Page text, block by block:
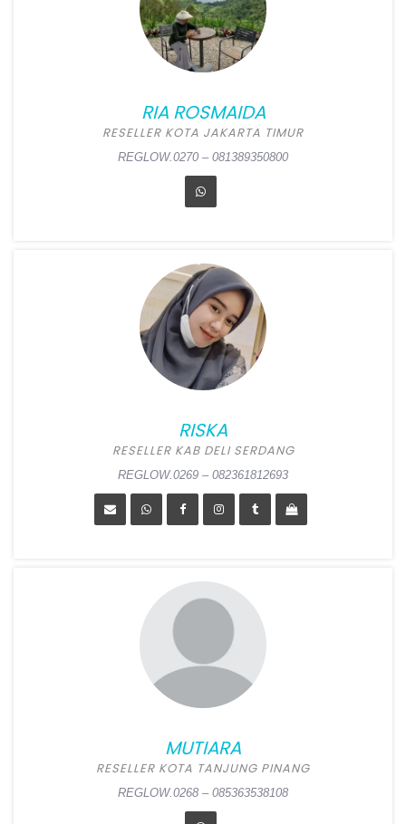
Position:Reseller Kab
Tanjung Jabung Barat
Alamat:Jl. Sukun Blok E,
Purwodadi, Tebing Tinggi,
Tanjung Jabung Barat
REGLOW.0271 – 085380826992
RIA ROSMAIDA
RESELLER KOTA JAKARTA TIMUR
REGLOW.0270 – 081389350800
Position:
Reseller Kota
Jakarta Timur
Alamat:Jl. Taman Malaka
Barat V Blok E10 No 26,
Malaka Sari, Duren Sawit,
REGLOW.0270 – 081389350800
RISKA
RESELLER KAB DELI SERDANG
REGLOW.0269 – 082361812693
Position:Reseller Kab Deli
Serdang
Alamat:
Serdang
MUTIARA
RESELLER KOTA TANJUNG PINANG
REGLOW.0268 – 085363538108